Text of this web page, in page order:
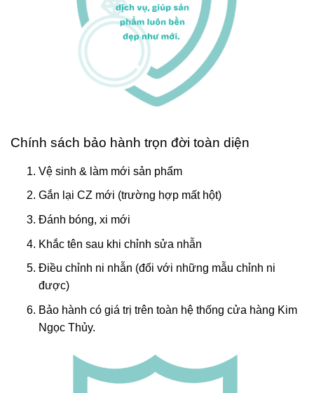
Chính sách bảo hành trọn đời toàn diện
Vệ sinh & làm mới sản phẩm
Gắn lại CZ mới (trường hợp mất hột)
Đánh bóng, xi mới
Khắc tên sau khi chỉnh sửa nhẫn
Điều chỉnh ni nhẫn (đối với những mẫu chỉnh ni
được)
Bảo hành có giá trị trên toàn hệ thống cửa hàng Kim
Ngọc Thủy.